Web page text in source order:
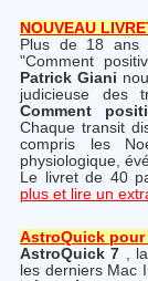
NOUVEAU
Plus de 18 ans
"Comment
Patrick Giani
judicieuse des
Comment
Chaque transit
compris les
physiologique,
Le livret de 40
plus et lire un
AstroQuick pour
AstroQuick 7 ,
les derniers Mac